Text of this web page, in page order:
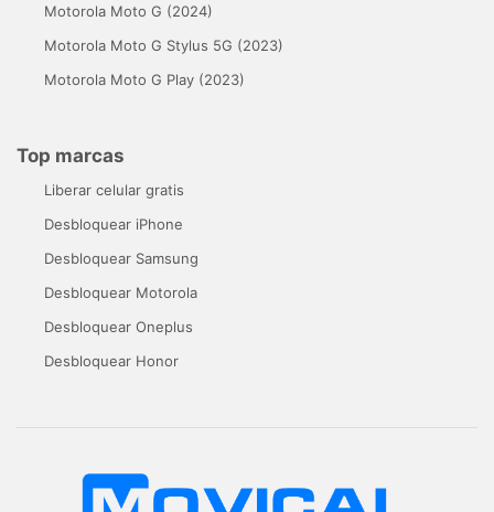
Motorola Moto G (2024)
Motorola Moto G Stylus 5G (2023)
Motorola Moto G Play (2023)
Top marcas
Liberar celular gratis
Desbloquear iPhone
Desbloquear Samsung
Desbloquear Motorola
Desbloquear Oneplus
Desbloquear Honor